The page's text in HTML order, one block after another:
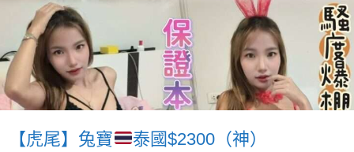
【虎尾】兔寶 泰國$2300（神）